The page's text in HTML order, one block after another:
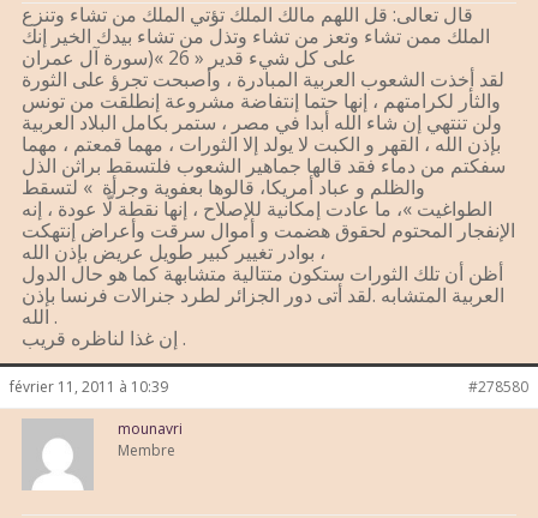
قال تعالى: قل اللهم مالك الملك تؤتي الملك من تشاء وتنزع
الملك ممن تشاء وتعز من تشاء وتذل من تشاء بيدك الخير إنك
على كل شيء قدير « 26 »(سورة آل عمران
لقد أخذت الشعوب العربية المبادرة ، وأصبحت تجرؤ على الثورة
والثأر لكرامتهم ، إنها حتما إنتفاضة مشروعة إنطلقت من تونس
ولن تنتهي إن شاء الله أبدا في مصر ، ستمر بكامل البلاد العربية
بإذن الله ، القهر و الكبت لا يولد إلا الثورات ، مهما قمعتم ، مهما
سفكتم من دماء فقد قالها جماهير الشعوب فلتسقط براثن الذل
والظلم و عباد أمريكا، قالوها بعفوية وجرأة » لتسقط
الطواغيت »، ما عادت إمكانية للإصلاح ، إنها نقطة لَّا عودة ، إنه
الإنفجار المحتوم لحقوق هضمت و أموال سرقت وأعراض إنتهكت
، بوادر تغيير كبير طويل عريض بإذن الله
أظن أن تلك الثورات ستكون متتالية متشابهة كما هو حال الدول
العربية المتشابه .لقد أتى دور الجزائر لطرد جنرالات فرنسا بإذن
الله .
إن غذا لناظره قريب .
février 11, 2011 à 10:39 #278580
mounavri
Membre